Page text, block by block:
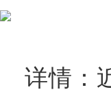
详情：